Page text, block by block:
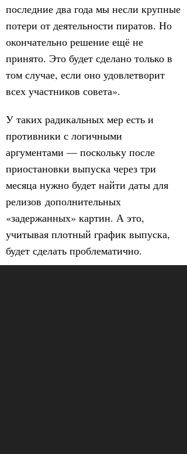
последние два года мы несли крупные
потери от деятельности пиратов. Но
окончательно решение ещё не
принято. Это будет сделано только в
том случае, если оно удовлетворит
всех участников совета».
У таких радикальных мер есть и
противники с логичными
аргументами — поскольку после
приостановки выпуска через три
месяца нужно будет найти даты для
релизов дополнительных
«задержанных» картин. А это,
учитывая плотный график выпуска,
будет сделать проблематично.